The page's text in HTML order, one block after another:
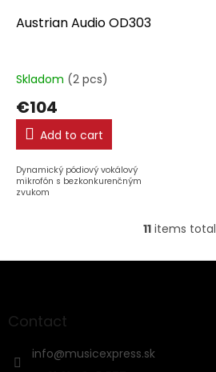
Austrian Audio OD303
Skladom (2 pcs)
€104
Add to cart
Dynamický pódiový vokálový
mikrofón s bezkonkurenčným
zvukom
L
s
11items total
F
Contact
info@musicexpress.sk